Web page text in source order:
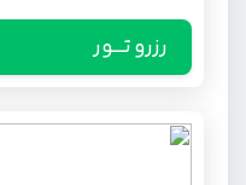
رزرو تـــور